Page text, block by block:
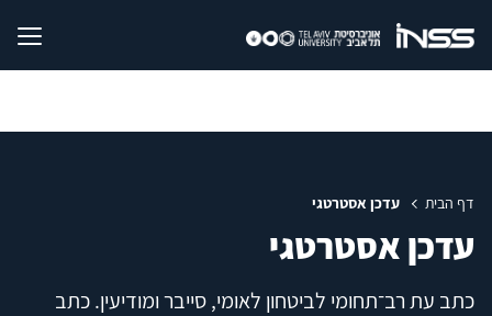
דף הבית עדכן אסטרטגי
עדכן אסטרטגי
כתב עת רב־תחומי לביטחון לאומי, סייבר ומודיעין. כתב